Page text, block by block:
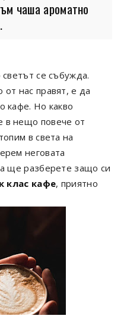
чаша ароматно
се събужда.
нас правят, е да
кафе. Но какво
в нещо повече от
в света на
неговата
ще разберете защо си
клас кафе, приятно